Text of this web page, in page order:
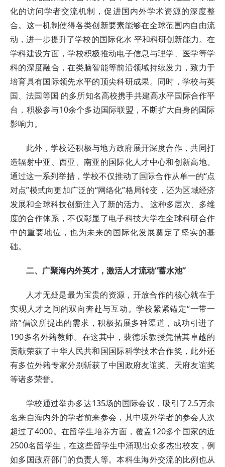
化的访问学者交流机制，促进国内外学术资源的深度整
合。这一机制使得各类创新要素能够在全球范围内自由流
动，进一步提升了学校的国际化水 平和科研创新能力。在
学科建设方面，学校积极推动电子信息与理学、医学等学
科的深度融合，在类脑智能等前沿领域持续发力，致力于
培育具有国际领先水平的顶尖科研成果。同时，学校与英
国、法国等国 的多所知名高校携手共建高水平国际合作平
台，积极参与10余个多边国际联盟，不断扩大自身的国际
影响力。
此外，学校还积极与地方政府展开深度合作，共同打
造辐射中亚、西亚、南亚的国际化人才中心和创新高地。
通过这一系列举措，学校不仅推动了国际合作从单一的“点
对点”模式向更加广泛的“网络化”格局转变，还为区域经济
发展和全球科技创新注入了新的活力。 这种多层次、多维
度的合作体系，不仅彰显了电子科技大学在全球科研合作
中的重要地位，也为未来的国际化发展奠定了坚实的基
础。
二、广聚海内外英才，激活人才流动“蓄水池”
人才无疑是最为宝贵的资源，开放合作的核心就在于
实现人才之间的双向奔赴与互动。学校紧紧锚定“一带一
路”倡议所提出的需求，积极拓展多种渠道，成功引进了
190多名外籍教师。在这其中，裴德乐教授凭借其卓越的
贡献荣获了中华人民共和国国际科学技术合作奖，此外还
有多位外籍专家分别斩获了中国政府友谊奖、天府友谊奖
等诸多荣誉。
学校通过举办多达135场的国际会议，吸引了2.5万余
名来自海内外的学者前来参会，其中境外学者的参会人次
超过了4000。在留学生培养方面，覆盖120多个国家的近
2500名留学生，在这些留学生中涌现出众多杰出校友，例
如多国政府部门的负责人等。本科生海外交流的比例也从